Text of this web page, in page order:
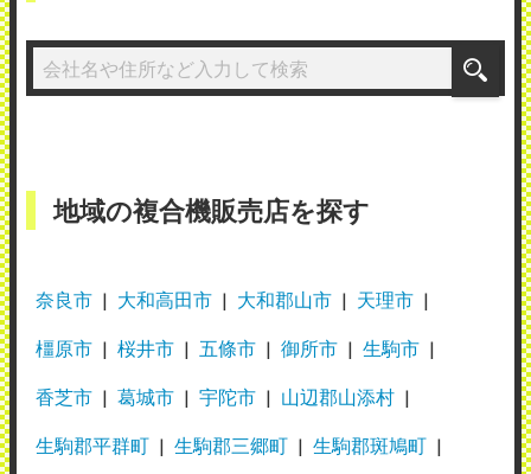
地域の複合機販売店を探す
奈良市 大和高田市 大和郡山市 天理市
橿原市 桜井市 五條市 御所市 生駒市
香芝市 葛城市 宇陀市 山辺郡山添村
生駒郡平群町 生駒郡三郷町 生駒郡斑鳩町